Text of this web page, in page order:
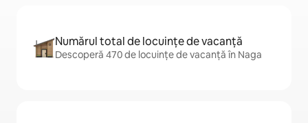
Numărul total de locuințe de vacanță
Descoperă 470 de locuințe de vacanță în Naga